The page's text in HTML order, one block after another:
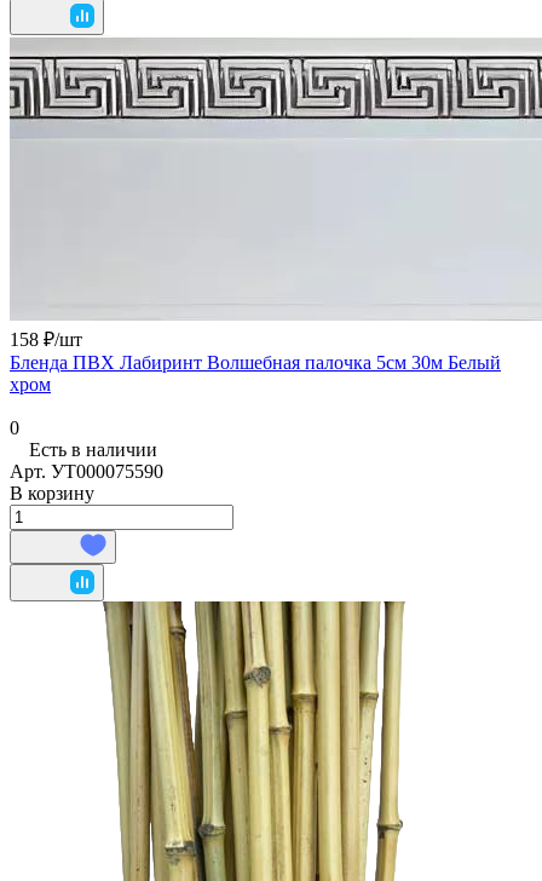
158 ₽/шт
Бленда ПВХ Лабиринт Волшебная палочка 5см 30м Белый
хром
0
Есть в наличии
Арт. УТ000075590
В корзину